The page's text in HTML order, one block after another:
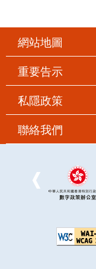
網站地圖
重要告示
私隱政策
聯絡我們